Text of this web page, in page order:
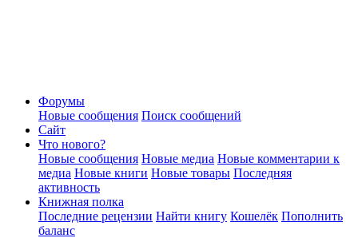
Форумы
Новые сообщения Поиск сообщений
Сайт
Что нового?
Новые сообщения Новые медиа Новые комментарии к
медиа Новые книги Новые товары Последняя
активность
Книжная полка
Последние рецензии Найти книгу Кошелёк Пополнить
баланс